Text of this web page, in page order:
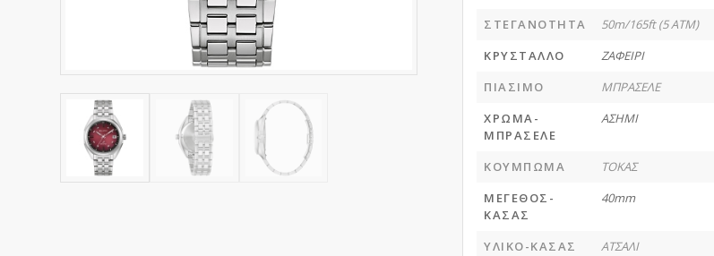
ΣΤΕΓΑΝΟΤΗΤΑ
50m/165ft (5 ATM)
ΚΡΥΣΤΑΛΛΟ
ΖΑΦΕΙΡΙ
ΠΙΑΣΙΜΟ
ΜΠΡΑΣΕΛΕ
ΧΡΩΜΑ-
ΜΠΡΑΣΕΛΕ
ΑΣΗΜΙ
ΚΟΥΜΠΩΜΑ
ΤΟΚΑΣ
ΜΕΓΕΘΟΣ-
ΚΑΣΑΣ
40mm
ΥΛΙΚΟ-ΚΑΣΑΣ
ΑΤΣΑΛΙ